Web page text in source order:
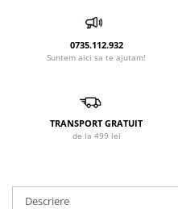
0735.112.932
Suntem aici sa te ajutam!
TRANSPORT GRATUIT
de la 499 lei
Descriere